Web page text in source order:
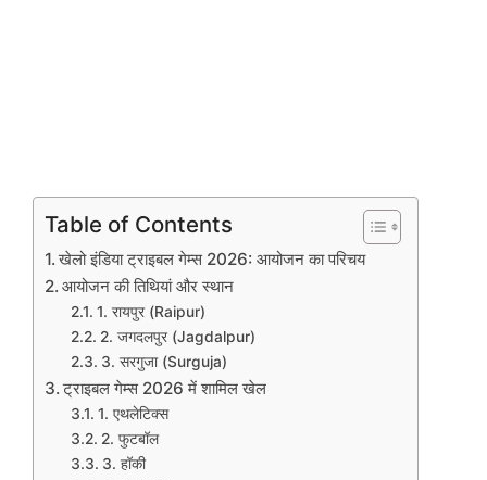
Table of Contents
खेलो इंडिया ट्राइबल गेम्स 2026: आयोजन का परिचय
आयोजन की तिथियां और स्थान
1. रायपुर (Raipur)
2. जगदलपुर (Jagdalpur)
3. सरगुजा (Surguja)
ट्राइबल गेम्स 2026 में शामिल खेल
1. एथलेटिक्स
2. फुटबॉल
3. हॉकी